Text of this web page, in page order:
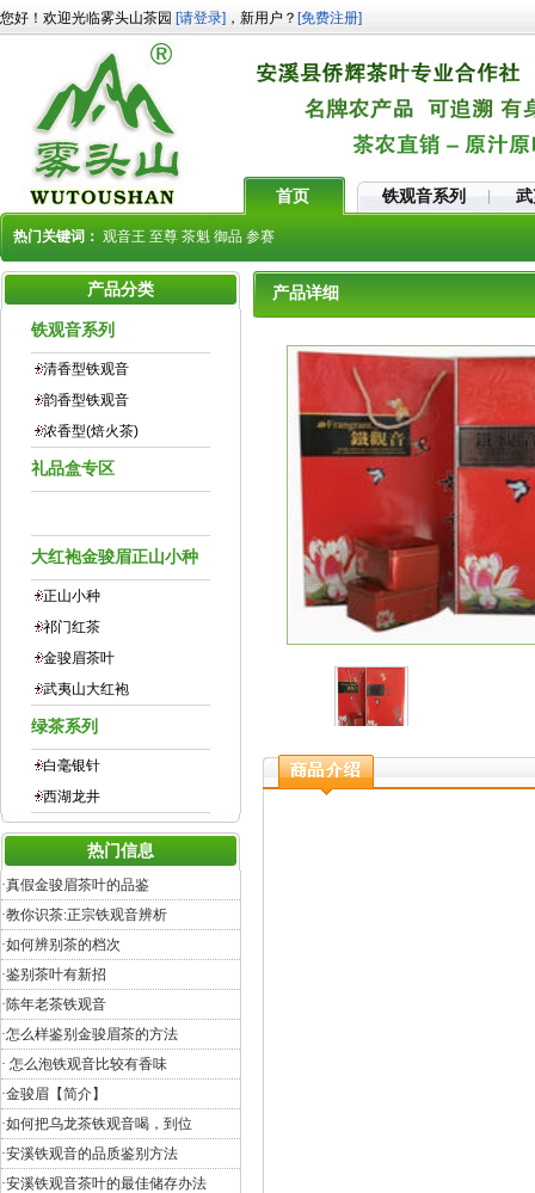
您好！欢迎光临雾头山茶园 [请登录] ，新用户？ [免费注册]
首页 铁观音系列
热门关键词： 观音王 至尊 茶魁 御品 参赛
产品分类
铁观音系列
清香型铁观音
韵香型铁观音
浓香型(焙火茶)
礼品盒专区
大红袍金骏眉正山小种
正山小种
祁门红茶
金骏眉茶叶
武夷山大红袍
绿茶系列
白毫银针
西湖龙井
热门信息
·真假金骏眉茶叶的品鉴
·教你识茶:正宗铁观音辨析
·如何辨别茶的档次
·鉴别茶叶有新招
·陈年老茶铁观音
·怎么样鉴别金骏眉茶的方法
· 怎么泡铁观音比较有香味
·金骏眉【简介】
·如何把乌龙茶铁观音喝，到位
·安溪铁观音的品质鉴别方法
·安溪铁观音茶叶的最佳储存办法
产品详细